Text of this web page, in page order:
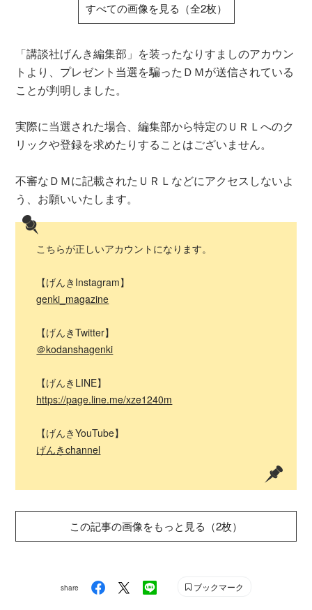
すべての画像を見る（全2枚）
「講談社げんき編集部」を装ったなりすましのアカウン
トより、プレゼント当選を騙ったＤＭが送信されている
ことが判明しました。
実際に当選された場合、編集部から特定のＵＲＬへのク
リックや登録を求めたりすることはございません。
不審なＤＭに記載されたＵＲＬなどにアクセスしないよ
う、お願いいたします。
こちらが正しいアカウントになります。
【げんきInstagram】
genki_magazine
【げんきTwitter】
＠kodanshagenki
【げんきLINE】
https://page.line.me/xze1240m
【げんきYouTube】
げんきchannel
この記事の画像をもっと見る（2枚）
share ブックマーク